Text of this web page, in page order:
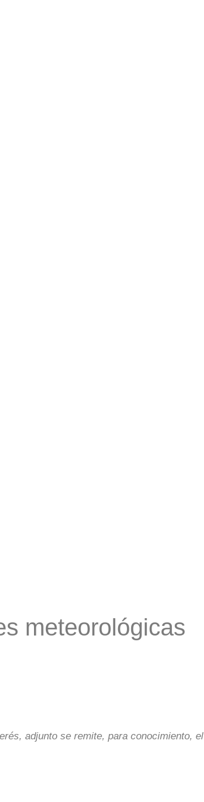
meteorológicas
adjunto se remite, para conocimiento, el